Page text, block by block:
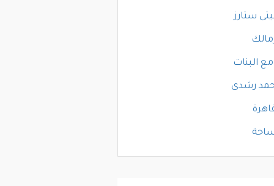
ستارز
البنات
رشدى